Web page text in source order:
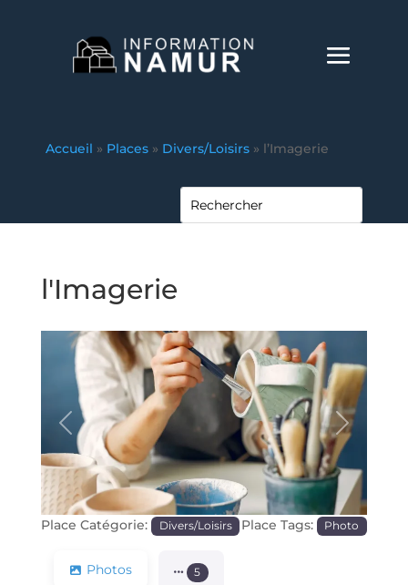
Accueil » Places » Divers/Loisirs » l’Imagerie
l'Imagerie
Précédente Prochaine
Place Catégorie: Divers/Loisirs Place Tags: Photo
Photos 5